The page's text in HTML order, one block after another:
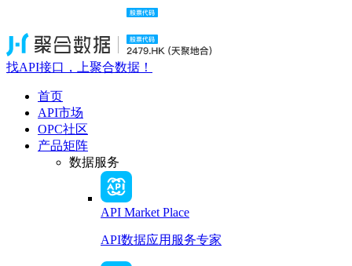
找API接口，上聚合数据！
首页
API市场
OPC社区
产品矩阵
数据服务
API Market Place
API数据应用服务专家